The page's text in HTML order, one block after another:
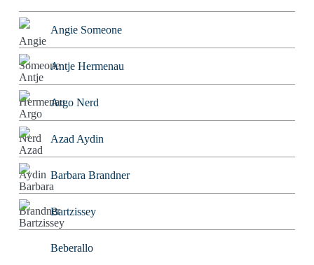
Angie Someone
Antje Hermenau
Argo Nerd
Azad Aydin
Barbara Brandner
Bartzissey
Beberallo